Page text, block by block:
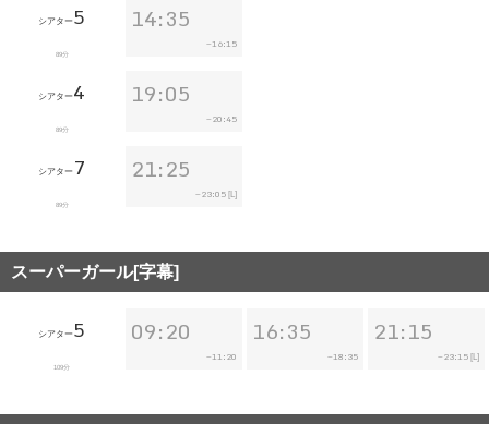
シアター5
89分
14:35
~16:15
シアター4
89分
19:05
~ 20:45
シアター 7
89分
21:25
~ 23:05 [L]
スーパーガール[字幕]
シアター5
109分
09:20
~11:20
16:35
~18:35
21:15
~ 23:15 [L]